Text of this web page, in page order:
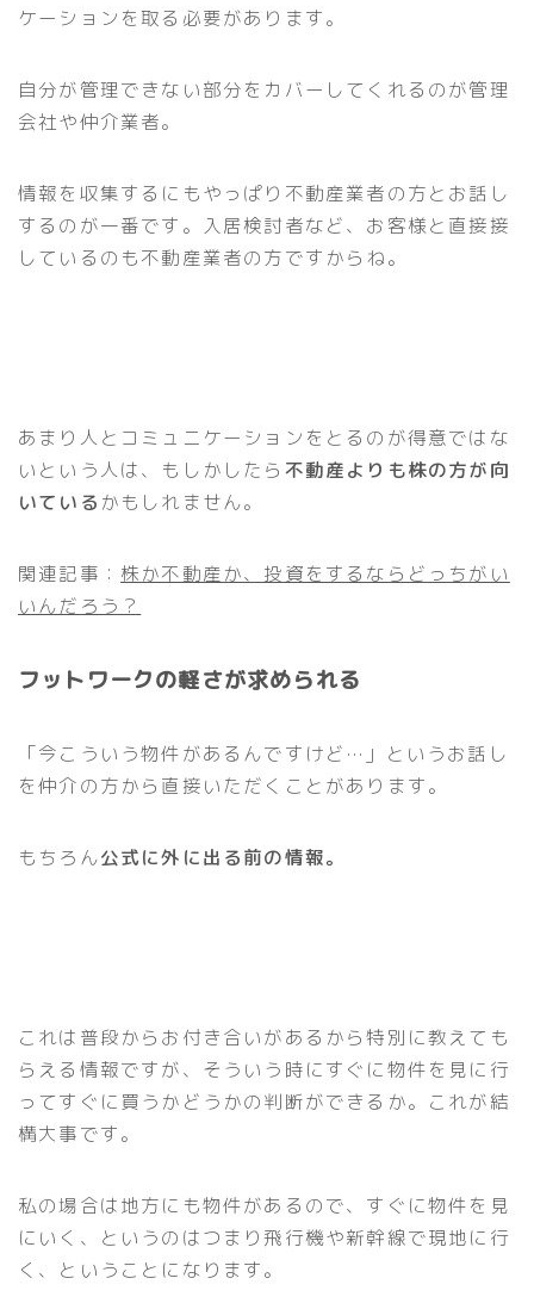
ケーションを取る必要があります。
自分が管理できない部分をカバーしてくれるのが管理
会社や仲介業者。
情報を収集するにもやっぱり不動産業者の方とお話し
するのが一番です。入居検討者など、お客様と直接接
しているのも不動産業者の方ですからね。
あまり人とコミュニケーションをとるのが得意ではな
いという人は、もしかしたら 不動産よりも株の方が向
いている かもしれません。
関連記事： 株か不動産か、投資をするならどっちがい
いんだろう？
フットワークの軽さが求められる
「今こういう物件があるんですけど…」というお話し
を仲介の方から直接いただくことがあります。
もちろん公式に外に出る前の情報。
これは普段からお付き合いがあるから特別に教えても
らえる情報ですが、そういう時にすぐに物件を見に行
ってすぐに買うかどうかの判断ができるか。これが結
構大事です。
私の場合は地方にも物件があるので、すぐに物件を見
にいく、というのはつまり飛行機や新幹線で現地に行
く、ということになります。